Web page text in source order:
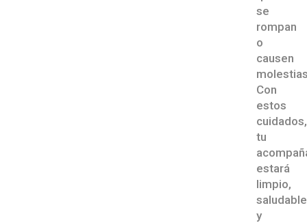
se
rompan
o
causen
Con
estos
cuidados,
tu
estará
limpio,
saludable
y